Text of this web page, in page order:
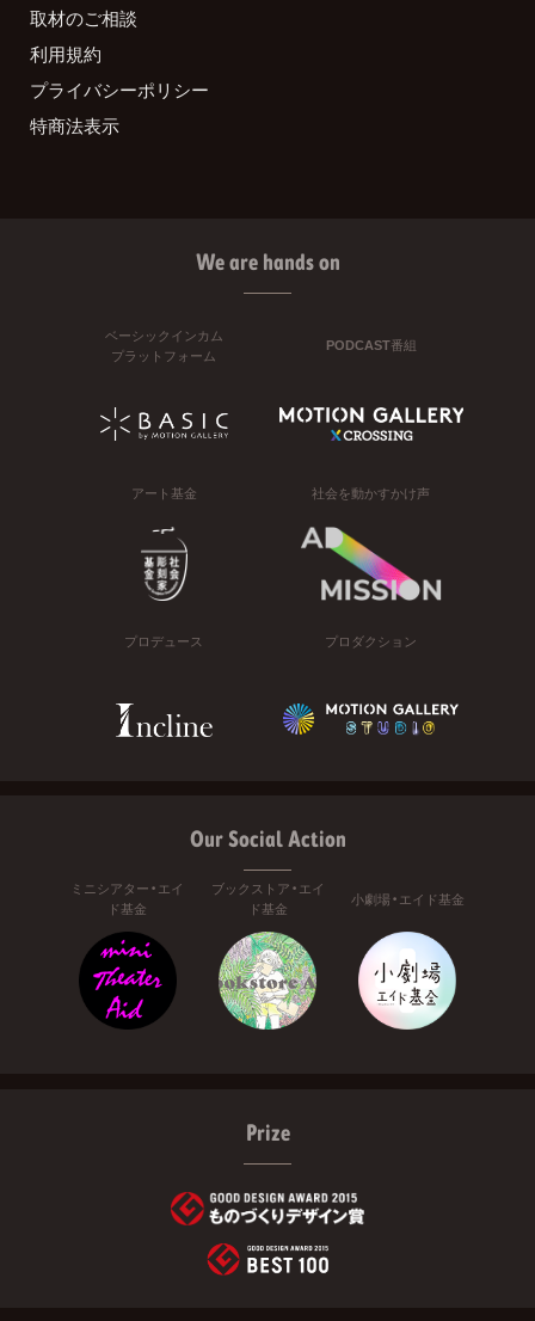
取材のご相談
利用規約
プライバシーポリシー
特商法表示
We are hands on
ベーシックインカム
プラットフォーム
PODCAST番組
アート基金 社会を動かすかけ声
プロデュース プロダクション
Our Social Action
ミニシアター・エイ
ド基金
ブックストア・エイ
ド基金
小劇場・エイド基金
Prize